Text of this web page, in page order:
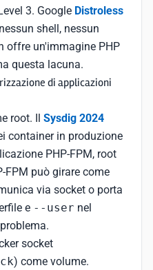
3. Google Distroless
shell, nessun
offre un'immagine PHP
questa lacuna.
di applicazioni
root. Il Sysdig 2024
container in produzione
PHP-FPM, root
FPM può girare come
via socket o porta
e --user nel
socket
) come volume.